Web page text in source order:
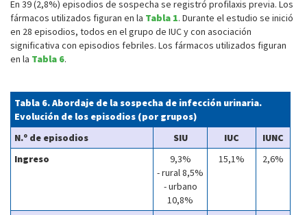
En 39 (2,8%) episodios de sospecha se registró profilaxis previa. Los
fármacos utilizados figuran en la Tabla 1. Durante el estudio se inició
en 28 episodios, todos en el grupo de IUC y con asociación
significativa con episodios febriles. Los fármacos utilizados figuran
en la Tabla 6.
Tabla 6. Abordaje de la sospecha de infección urinaria.
Evolución de los episodios (por grupos)
N.º de episodios
SIU IUC
IUNC
Ingreso
9,3%
- rural 8,5%
- urbano
10,8%
15,1% 2,6%